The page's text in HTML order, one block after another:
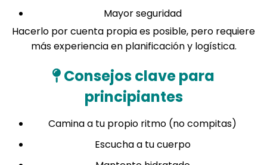
Mayor seguridad
Hacerlo por cuenta propia es posible, pero requiere
más experiencia en planificación y logística.
Consejos clave para
principiantes
Camina a tu propio ritmo (no compitas)
Escucha a tu cuerpo